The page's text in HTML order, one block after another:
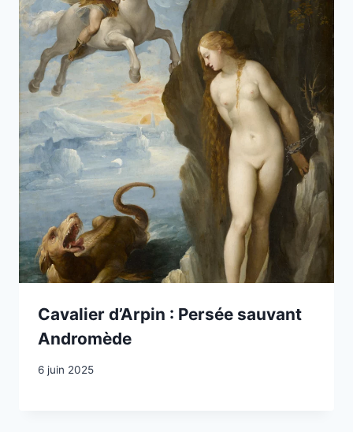
Cavalier d’Arpin : Persée sauvant
Andromède
6 juin 2025